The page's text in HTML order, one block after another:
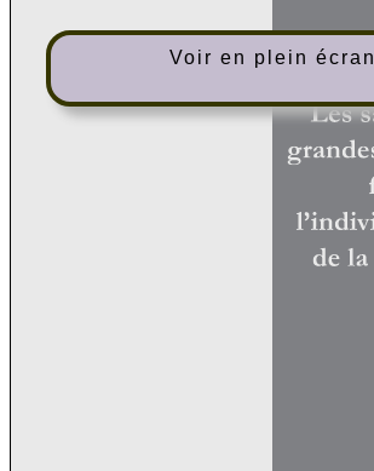
Voir en plein écran